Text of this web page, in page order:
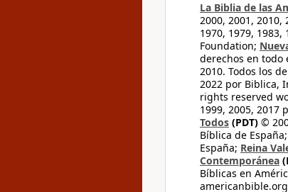
La Biblia de las
2000, 2001, 2010,
1970, 1979, 1983,
Foundation;
derechos en todo
2010. Todos los
2022 por Biblica,
rights reserved
1999, 2005, 2017
Todos (PDT) ©
Bíblica de España;
España; Reina
Contemporánea
Bíblicas en